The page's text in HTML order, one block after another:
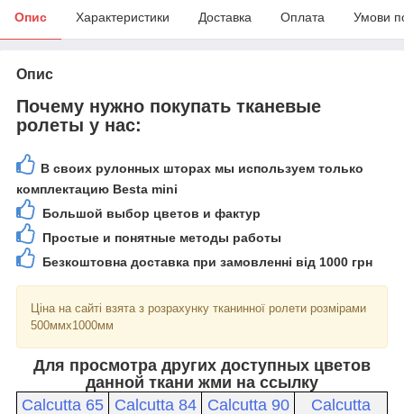
Опис Характеристики Доставка Оплата Умови
Опис
Почему нужно покупать тканевые
ролеты у нас:
В своих рулонных шторах мы используем только
комплектацию Besta mini
Большой выбор цветов и фактур
Простые и понятные методы работы
Безкоштовна доставка при замовленні від 1000 грн
Ціна на сайті взята з розрахунку тканинної ролети розмірами
500ммх1000мм
Для просмотра других доступных цветов
данной ткани жми на ссылку
Calcutta 65
Calcutta 84 Calcutta 90
Calcutta